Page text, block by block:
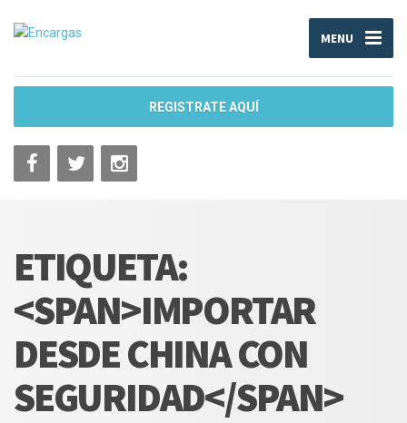
MENU
REGISTRATE AQUÍ
ETIQUETA:
<SPAN>IMPORTAR
DESDE CHINA CON
SEGURIDAD</SPAN>